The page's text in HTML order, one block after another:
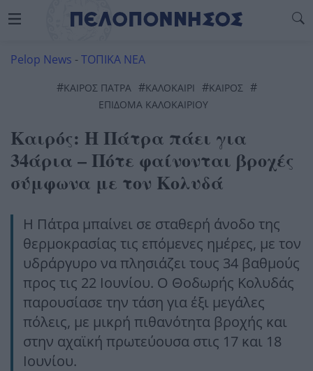
Pelop News -ΤΟΠΙΚΑ ΝΕΑ
#ΚΑΙΡΌΣ ΠΆΤΡΑ #ΚΑΛΟΚΑΊΡΙ #ΚΑΙΡΌΣ #
ΕΠΙΔΟΜΑ ΚΑΛΟΚΑΙΡΙΟΥ
Καιρός: Η Πάτρα πάει για
34άρια – Πότε φαίνονται βροχές
σύμφωνα με τον Κολυδά
Η Πάτρα μπαίνει σε σταθερή άνοδο της
θερμοκρασίας τις επόμενες ημέρες, με τον
υδράργυρο να πλησιάζει τους 34 βαθμούς
προς τις 22 Ιουνίου. Ο Θοδωρής Κολυδάς
παρουσίασε την τάση για έξι μεγάλες
πόλεις, με μικρή πιθανότητα βροχής και
στην αχαϊκή πρωτεύουσα στις 17 και 18
Ιουνίου.